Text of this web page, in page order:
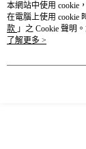
本網站中使用 cookie
在電腦上使用 cookie
款 」之 Cookie 聲明
之 Cookie 聲明使用
了解更多 >